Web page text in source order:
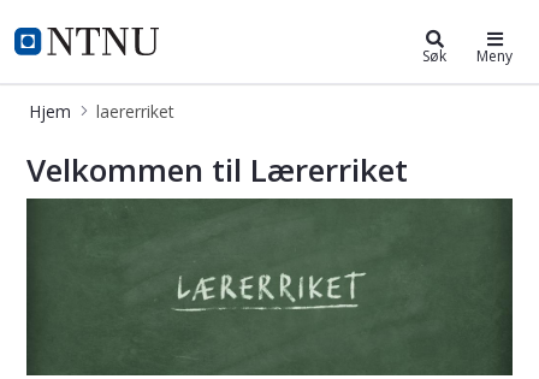
NTNU Hjemmeside
laererriket Søk Meny
Hjem laererriket
Lærerriket - to serier om læreryrket
Velkommen til Lærerriket